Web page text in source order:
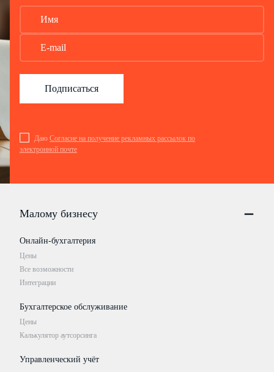
Даю Согласие на получение рекламных рассылок по
электронной почте
Подписаться
Малому бизнесу
Онлайн-бухгалтерия
Цены
Все возможности
Интеграции
Бухгалтерское обслуживание
Цены
Калькулятор аутсорсинга
Управленческий учёт